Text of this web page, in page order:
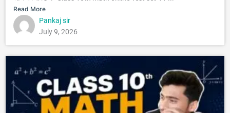
Read More
Pankaj sir
July 9, 2026